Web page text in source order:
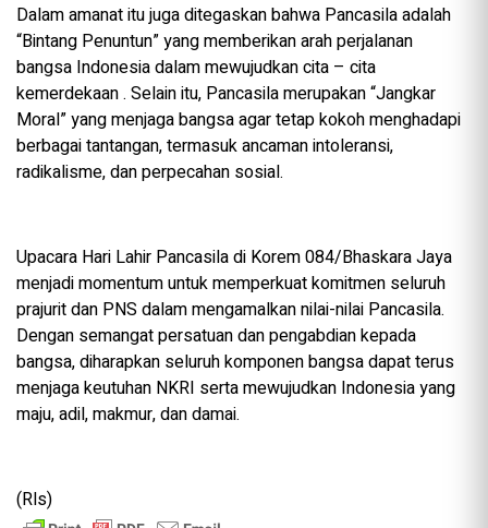
Dalam amanat itu juga ditegaskan bahwa Pancasila adalah
“Bintang Penuntun” yang memberikan arah perjalanan
bangsa Indonesia dalam mewujudkan cita – cita
kemerdekaan . Selain itu, Pancasila merupakan “Jangkar
Moral” yang menjaga bangsa agar tetap kokoh menghadapi
berbagai tantangan, termasuk ancaman intoleransi,
radikalisme, dan perpecahan sosial.
Upacara Hari Lahir Pancasila di Korem 084/Bhaskara Jaya
menjadi momentum untuk memperkuat komitmen seluruh
prajurit dan PNS dalam mengamalkan nilai-nilai Pancasila.
Dengan semangat persatuan dan pengabdian kepada
bangsa, diharapkan seluruh komponen bangsa dapat terus
menjaga keutuhan NKRI serta mewujudkan Indonesia yang
maju, adil, makmur, dan damai.
(Rls)